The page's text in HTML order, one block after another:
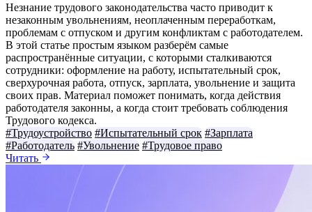
Незнание трудового законодательства часто приводит к
незаконным увольнениям, неоплаченным переработкам,
проблемам с отпуском и другим конфликтам с работодателем.
В этой статье простым языком разберём самые
распространённые ситуации, с которыми сталкиваются
сотрудники: оформление на работу, испытательный срок,
сверхурочная работа, отпуск, зарплата, увольнение и защита
своих прав. Материал поможет понимать, когда действия
работодателя законны, а когда стоит требовать соблюдения
Трудового кодекса.
#Трудоустройство #Испытательный срок #Зарплата
#Работодатель #Увольнение #Трудовое право
Читать